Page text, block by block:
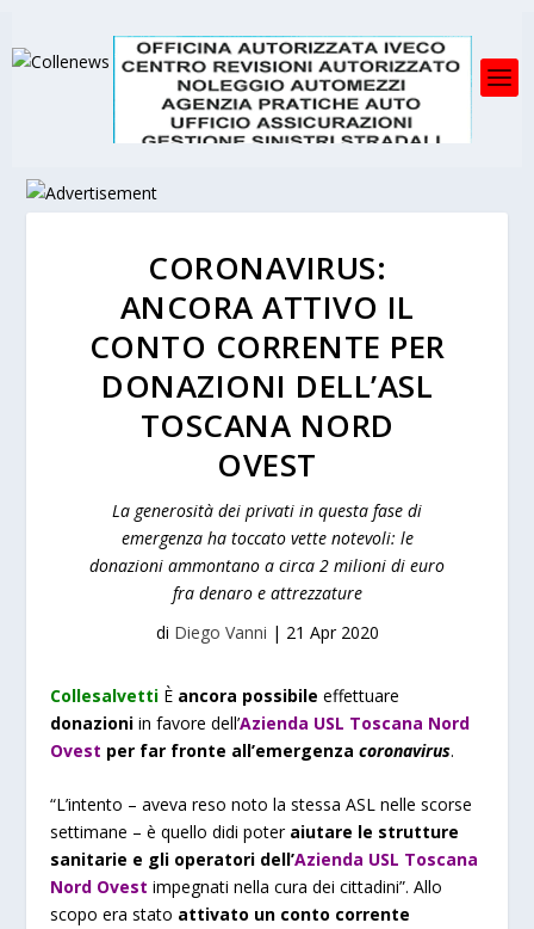
CORONAVIRUS:
ANCORA ATTIVO IL
CONTO CORRENTE PER
DONAZIONI DELL’ASL
TOSCANA NORD
OVEST
La generosità dei privati in questa fase di
emergenza ha toccato vette notevoli: le
donazioni ammontano a circa 2 milioni di euro
fra denaro e attrezzature
di Diego Vanni | 21 Apr 2020
Collesalvetti È ancora possibile effettuare
donazioni in favore dell’Azienda USL Toscana Nord
Ovest per far fronte all’emergenzacoronavirus.
“L’intento – aveva reso noto la stessa ASL nelle scorse
settimane – è quello didi poter aiutare le strutture
sanitarie e gli operatori dell’Azienda USL Toscana
Nord Ovest impegnati nella cura dei cittadini”. Allo
scopo era stato attivato un conto corrente